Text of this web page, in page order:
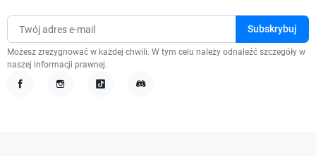
Możesz zrezygnować w każdej chwili. W tym celu należy odnaleźć szczegóły w
naszej informacji prawnej.